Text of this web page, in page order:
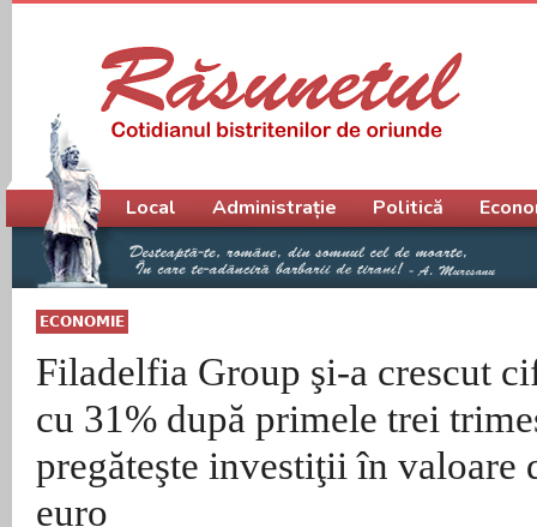
ECONOMIE
Filadelfia Group şi-a crescut
cu 31% după primele trei
pregăteşte investiţii în valoare
euro
Meniu principal
Local Administrație Politică